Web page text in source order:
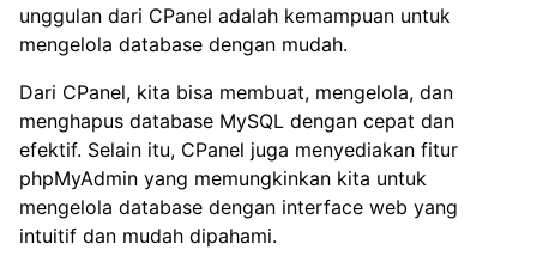
unggulan dari CPanel adalah kemampuan untuk
mengelola database dengan mudah.
Dari CPanel, kita bisa membuat, mengelola, dan
menghapus database MySQL dengan cepat dan
efektif. Selain itu, CPanel juga menyediakan fitur
phpMyAdmin yang memungkinkan kita untuk
mengelola database dengan interface web yang
intuitif dan mudah dipahami.